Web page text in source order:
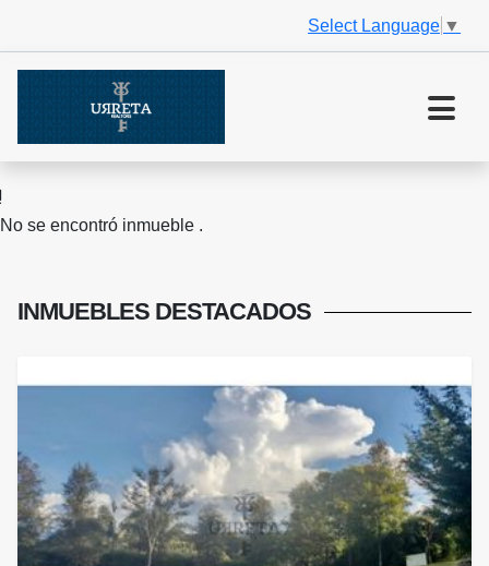
Select Language ▼
No se encontró inmueble .
INMUEBLES DESTACADOS